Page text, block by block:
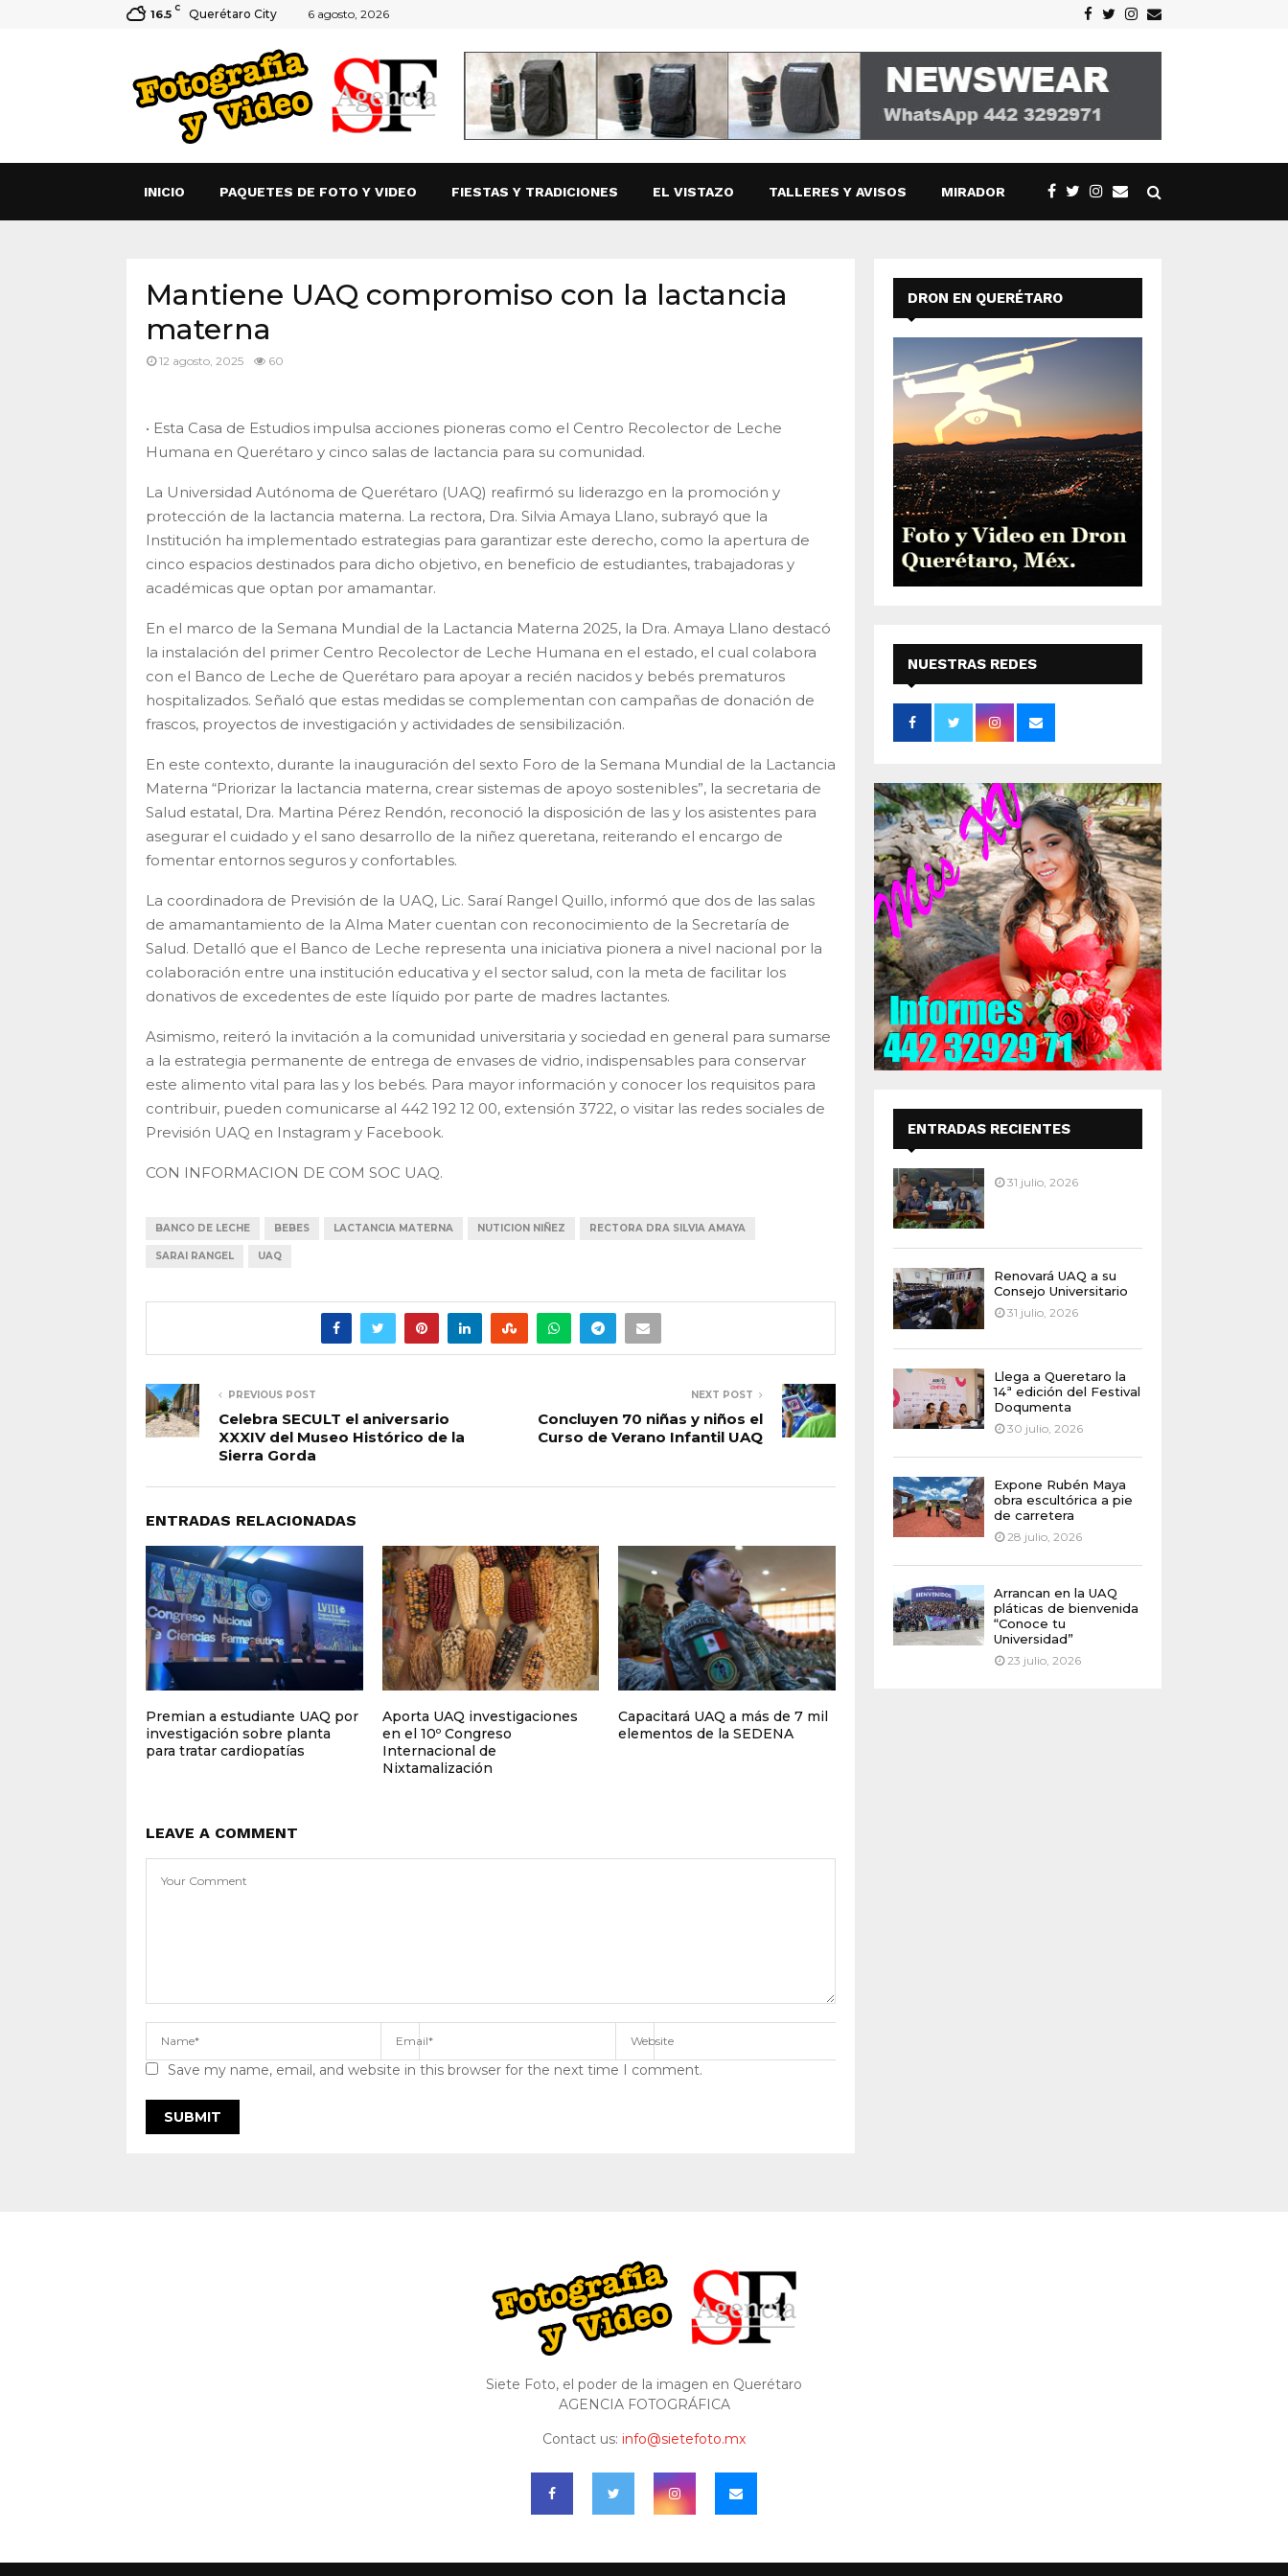
16.5 C Querétaro City 6 agosto, 2026 Facebook
TwitterInstagram
Email
INICIO PAQUETES DE FOTO Y VIDEO FIESTAS Y TRADICIONES EL VISTAZO TALLERES Y AVISOS MIRADOR
Mantiene UAQ compromiso con la lactancia
materna
12 agosto, 2025 60
• Esta Casa de Estudios impulsa acciones pioneras como el Centro Recolector de Leche
Humana en Querétaro y cinco salas de lactancia para su comunidad.
La Universidad Autónoma de Querétaro (UAQ) reafirmó su liderazgo en la promoción y
protección de la lactancia materna. La rectora, Dra. Silvia Amaya Llano, subrayó que la
Institución ha implementado estrategias para garantizar este derecho, como la apertura de
cinco espacios destinados para dicho objetivo, en beneficio de estudiantes, trabajadoras y
académicas que optan por amamantar.
En el marco de la Semana Mundial de la Lactancia Materna 2025, la Dra. Amaya Llano destacó
la instalación del primer Centro Recolector de Leche Humana en el estado, el cual colabora
con el Banco de Leche de Querétaro para apoyar a recién nacidos y bebés prematuros
hospitalizados. Señaló que estas medidas se complementan con campañas de donación de
frascos, proyectos de investigación y actividades de sensibilización.
En este contexto, durante la inauguración del sexto Foro de la Semana Mundial de la Lactancia
Materna “Priorizar la lactancia materna, crear sistemas de apoyo sostenibles”, la secretaria de
Salud estatal, Dra. Martina Pérez Rendón, reconoció la disposición de las y los asistentes para
asegurar el cuidado y el sano desarrollo de la niñez queretana, reiterando el encargo de
fomentar entornos seguros y confortables.
La coordinadora de Previsión de la UAQ, Lic. Saraí Rangel Quillo, informó que dos de las salas
de amamantamiento de la Alma Mater cuentan con reconocimiento de la Secretaría de
Salud. Detalló que el Banco de Leche representa una iniciativa pionera a nivel nacional por la
colaboración entre una institución educativa y el sector salud, con la meta de facilitar los
donativos de excedentes de este líquido por parte de madres lactantes.
Asimismo, reiteró la invitación a la comunidad universitaria y sociedad en general para sumarse
a la estrategia permanente de entrega de envases de vidrio, indispensables para conservar
este alimento vital para las y los bebés. Para mayor información y conocer los requisitos para
contribuir, pueden comunicarse al 442 192 12 00, extensión 3722, o visitar las redes sociales de
Previsión UAQ en Instagram y Facebook.
CON INFORMACION DE COM SOC UAQ.
BANCO DE LECHE BEBES LACTANCIA MATERNA NUTICION NIÑEZ RECTORA DRA SILVIA AMAYA
SARAI RANGEL UAQ
PREVIOUS POST
Celebra SECULT el aniversario
XXXIV del Museo Histórico de la
Sierra Gorda
NEXT POST
Concluyen 70 niñas y niños el
Curso de Verano Infantil UAQ
ENTRADAS RELACIONADAS
Premian a estudiante UAQ por
investigación sobre planta
para tratar cardiopatías
Aporta UAQ investigaciones
en el 10º Congreso
Internacional de
Nixtamalización
Capacitará UAQ a más de 7 mil
elementos de la SEDENA
LEAVE A COMMENT
Save my name, email, and website in this browser for the next time I comment.
DRON EN QUERÉTARO
NUESTRAS REDES
SOCIALES
ENTRADAS RECIENTES
31 julio, 2026
Renovará UAQ a su
Consejo Universitario
31 julio, 2026
Llega a Queretaro la
14ª edición del Festival
Doqumenta
30 julio, 2026
Expone Rubén Maya
obra escultórica a pie
de carretera
28 julio, 2026
Arrancan en la UAQ
pláticas de bienvenida
“Conoce tu
Universidad”
23 julio, 2026
Siete Foto, el poder de la imagen en Querétaro
AGENCIA FOTOGRÁFICA
Contact us: info@sietefoto.mx